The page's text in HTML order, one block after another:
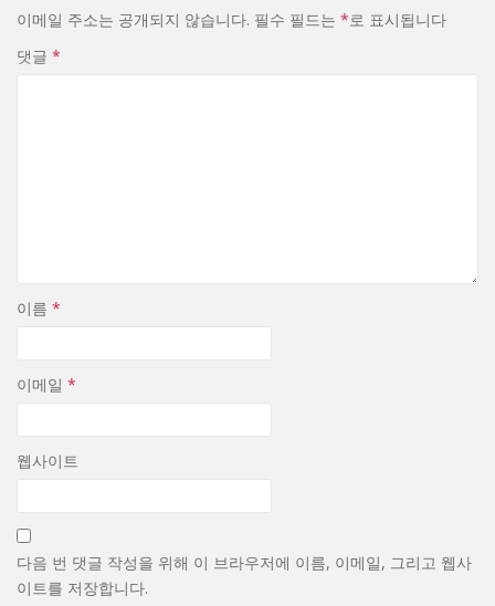
이메일 주소는 공개되지 않습니다. 필수 필드는 *로 표시됩니다
댓글 *
이름 *
이메일 *
웹사이트
다음 번 댓글 작성을 위해 이 브라우저에 이름, 이메일, 그리고 웹사
이트를 저장합니다.